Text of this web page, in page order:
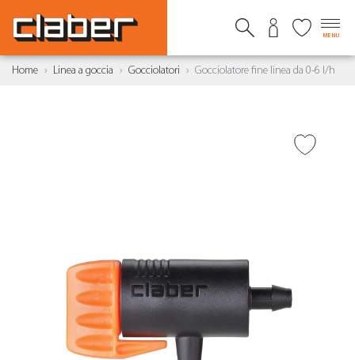
MENU
Home Linea a goccia Gocciolatori Gocciolatore fine linea da 0-6 l/h